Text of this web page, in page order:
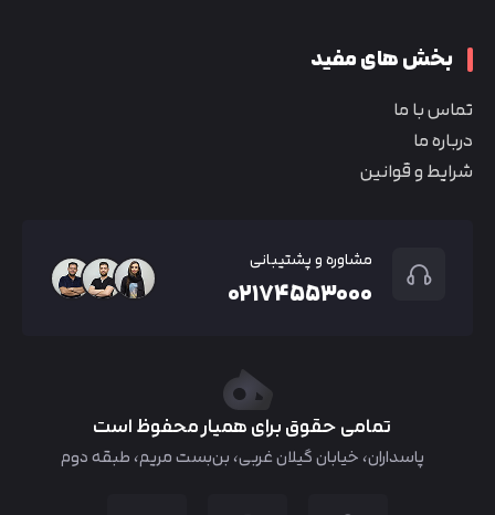
بخش های مفید
تماس با ما
درباره ما
شرایط و قوانین
مشاوره و پشتیبانی
۰۲۱۷۴۵۵۳۰۰۰
تمامی حقوق برای همیار محفوظ است
پاسداران، خیابان گیلان غربی، بن‌بست مریم، طبقه دوم